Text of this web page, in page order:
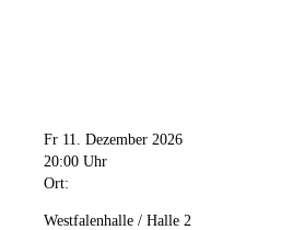
Fr 11. Dezember 2026
20:00 Uhr
Ort:
Westfalenhalle / Halle 2